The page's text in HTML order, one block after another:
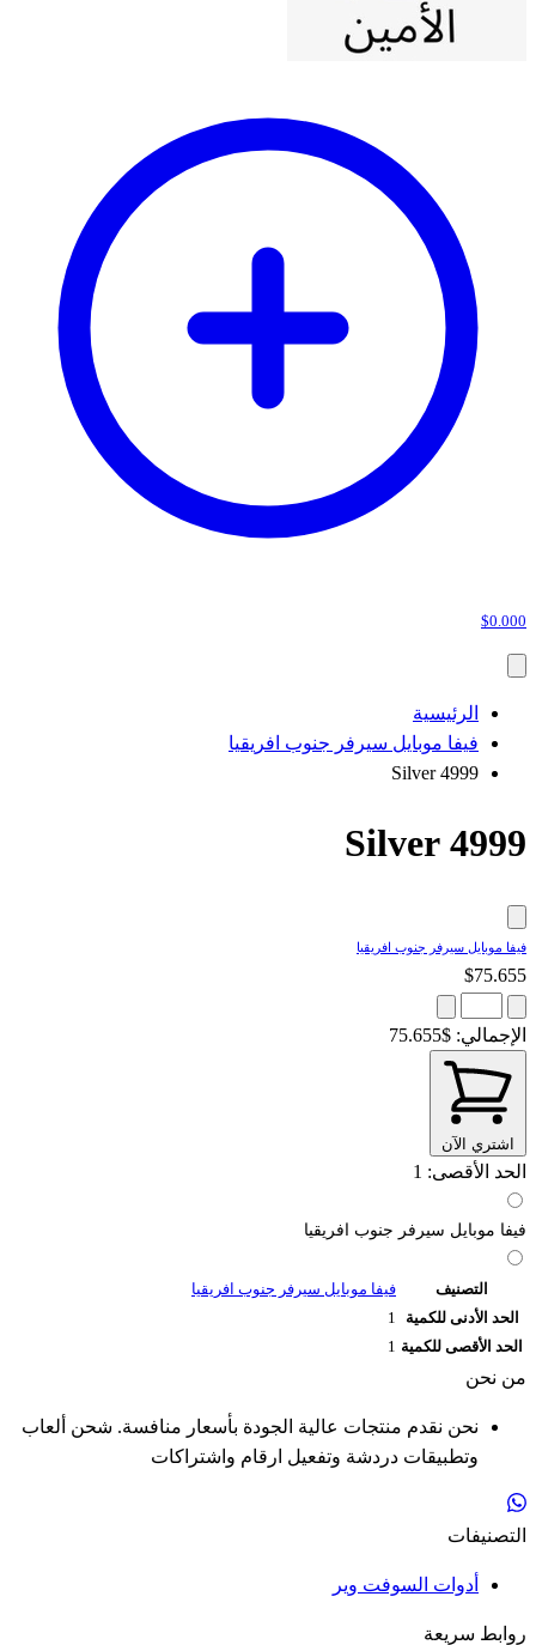
$0.000
الرئيسية
فيفا موبايل سيرفر جنوب افريقيا
4999 Silver
4999 Silver
فيفا موبايل سيرفر جنوب افريقيا
$75.655
الإجمالي: $75.655
اشتري الآن
الحد الأقصى: 1
فيفا موبايل سيرفر جنوب افريقيا
التصنيف
فيفا موبايل سيرفر جنوب افريقيا
الحد الأدنى للكمية
1
الحد الأقصى للكمية 1
من نحن
نحن نقدم منتجات عالية الجودة بأسعار منافسة. شحن ألعاب
وتطبيقات دردشة وتفعيل ارقام واشتراكات
التصنيفات
أدوات السوفت وير
روابط سريعة